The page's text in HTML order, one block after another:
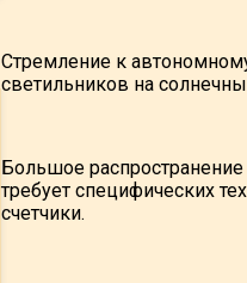
Стремление к
светильников на
Большое распространение
требует специфических
счетчики.